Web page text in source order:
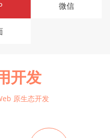
微信
开发
原生态开发